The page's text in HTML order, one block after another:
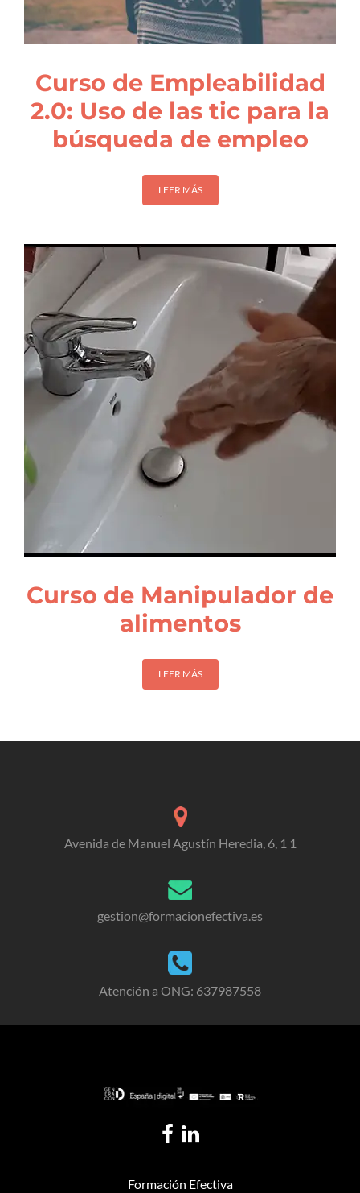
Curso de Empleabilidad
2.0: Uso de las tic para la
búsqueda de empleo
LEER MÁS
Curso de Manipulador de
alimentos
LEER MÁS
Avenida de Manuel Agustín Heredia, 6, 1 1
gestion@formacionefectiva.es
Atención a ONG: 637987558
Formación Efectiva